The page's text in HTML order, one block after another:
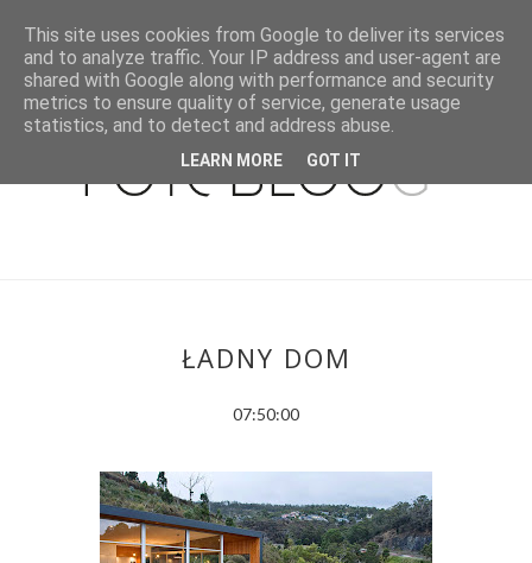
ŁADNY DOM
07:50:00
This site uses cookies from Google to deliver its services
and to analyze traffic. Your IP address and user-agent are
shared with Google along with performance and security
metrics to ensure quality of service, generate usage
statistics, and to detect and address abuse.
LEARN MORE GOT IT